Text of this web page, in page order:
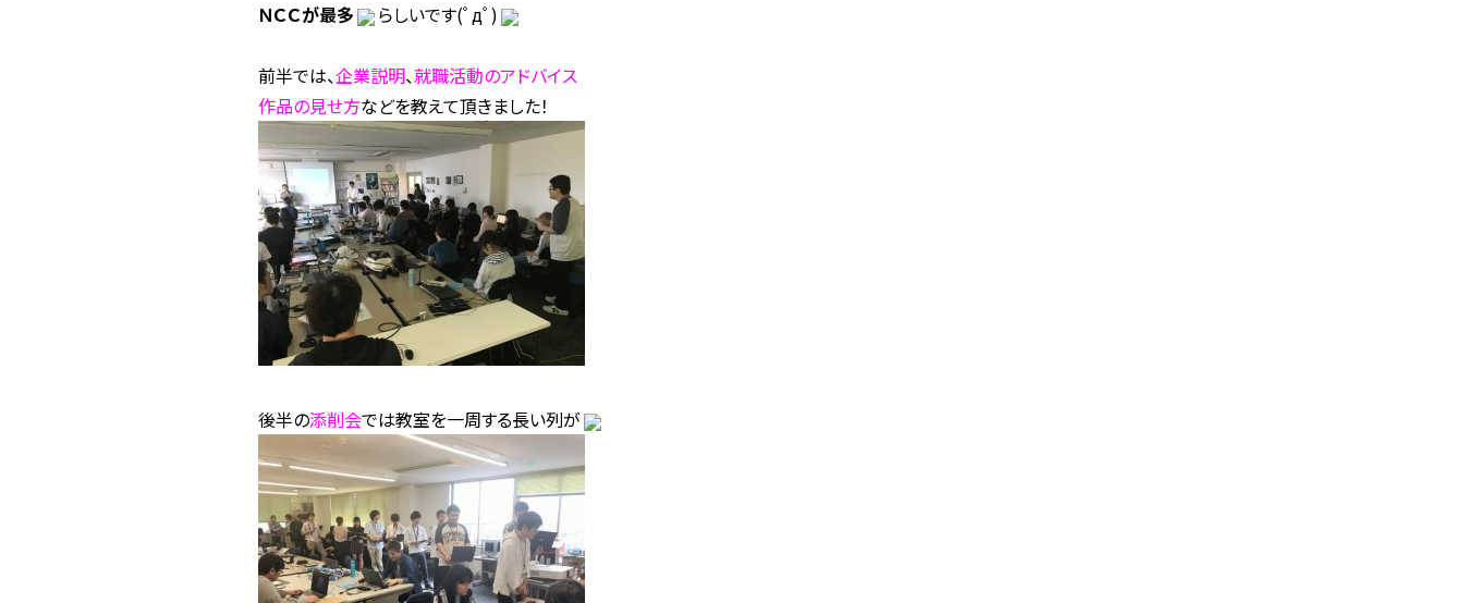
ＮＣＣが最多
らしいです(ﾟдﾟ)
前半では、企業説明、就職活動のアドバイス
作品の見せ方などを教えて頂きました！
後半の添削会では教室を一周する長い列が